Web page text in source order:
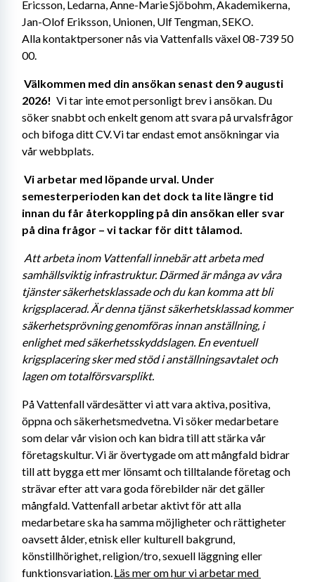
Ericsson, Ledarna, Anne-Marie Sjöbohm, Akademikerna,
Jan-Olof Eriksson, Unionen, Ulf Tengman, SEKO.
Alla kontaktpersoner nås via Vattenfalls växel 08-739 50
00.
Välkommen med din ansökan senast den 9 augusti
2026! Vi tar inte emot personligt brev i ansökan. Du
söker snabbt och enkelt genom att svara på urvalsfrågor
och bifoga ditt CV. Vi tar endast emot ansökningar via
vår webbplats.
Vi arbetar med löpande urval. Under
semesterperioden kan det dock ta lite längre tid
innan du får återkoppling på din ansökan eller svar
på dina frågor – vi tackar för ditt tålamod.
Att arbeta inom Vattenfall innebär att arbeta med
samhällsviktig infrastruktur. Därmed är många av våra
tjänster säkerhetsklassade och du kan komma att bli
krigsplacerad. Är denna tjänst säkerhetsklassad kommer
säkerhetsprövning genomföras innan anställning, i
enlighet med säkerhetsskyddslagen. En eventuell
krigsplacering sker med stöd i anställningsavtalet och
lagen om totalförsvarsplikt.
På Vattenfall värdesätter vi att vara aktiva, positiva,
öppna och säkerhetsmedvetna. Vi söker medarbetare
som delar vår vision och kan bidra till att stärka vår
företagskultur. Vi är övertygade om att mångfald bidrar
till att bygga ett mer lönsamt och tilltalande företag och
strävar efter att vara goda förebilder när det gäller
mångfald. Vattenfall arbetar aktivt för att alla
medarbetare ska ha samma möjligheter och rättigheter
oavsett ålder, etnisk eller kulturell bakgrund,
könstillhörighet, religion/tro, sexuell läggning eller
funktionsvariation. Läs mer om hur vi arbetar med